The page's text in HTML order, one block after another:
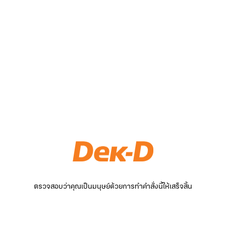
ตรวจสอบว่าคุณเป็นมนุษย์ด้วยการทำคำสั่งนี้ให้เสร็จสิ้น